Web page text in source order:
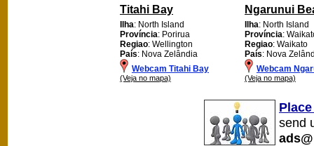
Titahi Bay
Ilha: North Island
Província: Porirua
Regiao: Wellington
País: Nova Zelândia
Webcam Titahi Bay
(Veja no mapa)
Ngarunui
Ilha: North Island
Província:
Regiao: Waikato
País: Nova
Webcam
(Veja no mapa)
send